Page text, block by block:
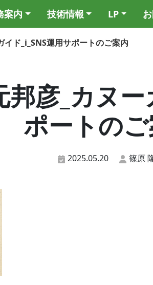
案内 技術情報 LP
ド_i_SNS運用サポートのご案内
彦_カヌー
ポートの
2025.05.20 篠原